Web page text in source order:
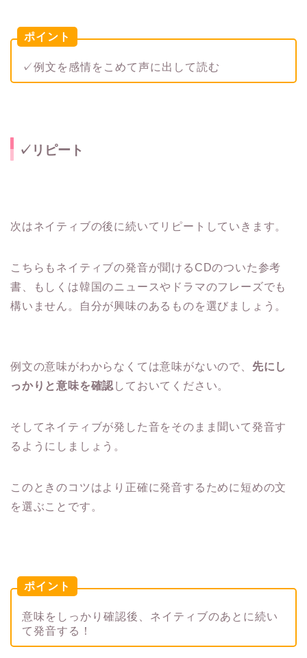
ポイント
✓例文を感情をこめて声に出して読む
✓リピート
次はネイティブの後に続いてリピートしていきます。
こちらもネイティブの発音が聞けるCDのついた参考
書、もしくは韓国のニュースやドラマのフレーズでも
構いません。自分が興味のあるものを選びましょう。
例文の意味がわからなくては意味がないので、 先にし
っかりと意味を確認 しておいてください。
そしてネイティブが発した音をそのまま聞いて発音す
るようにしましょう。
このときのコツはより正確に発音するために短めの文
を選ぶことです。
ポイント
意味をしっかり確認後、ネイティブのあとに続い
て発音する！